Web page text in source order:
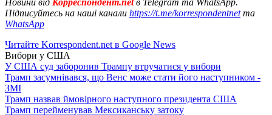
Підписуйтесь на наші канали https://t.me/korrespondentnetта
WhatsApp
Читайте Korrespondent.net в Google News
Вибори у США
У США суд заборонив Трампу втручатися у вибори
Трамп засумнівався, що Венс може стати його наступником -
ЗМІ
Трамп назвав ймовірного наступного президента США
Трамп перейменував Мексиканську затоку